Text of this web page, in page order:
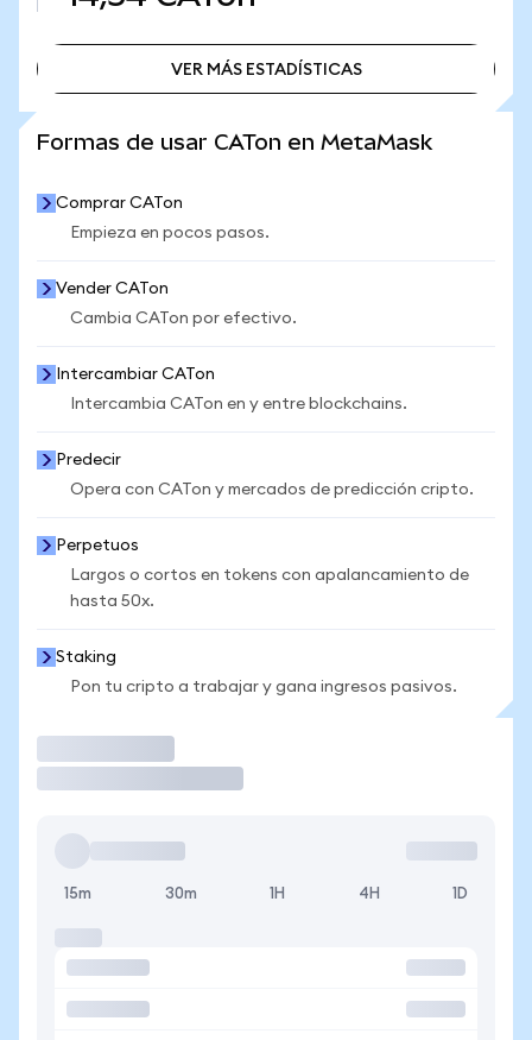
VER MÁS ESTADÍSTICAS
Formas de usar CATon en MetaMask
Comprar CATon
Empieza en pocos pasos.
Vender CATon
Cambia CATon por efectivo.
Intercambiar CATon
Intercambia CATon en y entre blockchains.
Predecir
Opera con CATon y mercados de predicción cripto.
Perpetuos
Largos o cortos en tokens con apalancamiento de
hasta 50x.
Staking
Pon tu cripto a trabajar y gana ingresos pasivos.
15m 30m 1H 4H 1D